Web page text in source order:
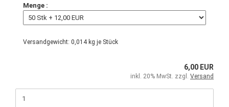
Menge :
Versandgewicht: 0,014kg je Stück
6,00 EUR
inkl. 20% MwSt. zzgl. Versand